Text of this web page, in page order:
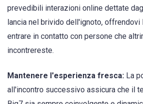
prevedibili interazioni online dettate
lancia nel brivido dell'ignoto,
entrare in contatto con persone che
incontrereste.
Mantenere l'esperienza fresca: La
all'incontro successivo assicura che il